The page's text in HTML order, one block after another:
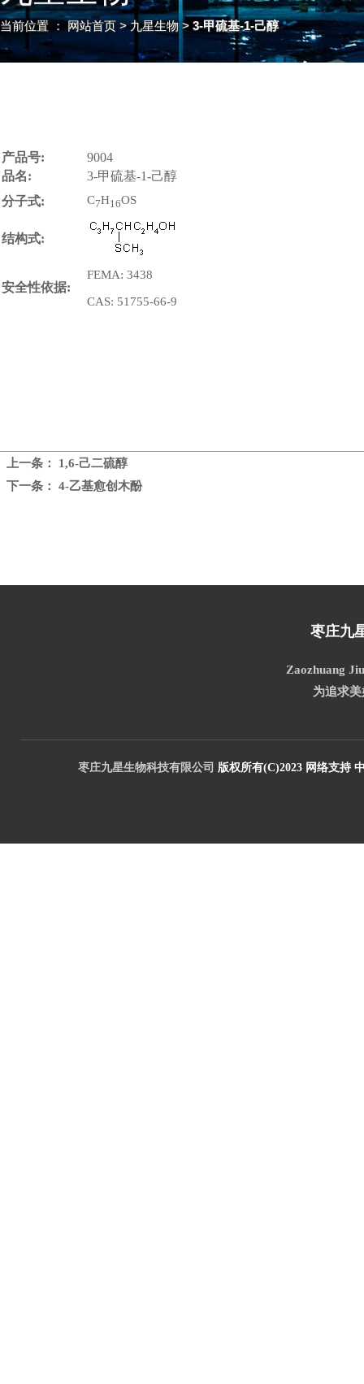
当前位置 ：网站首页 > 九星生物 > 3-甲硫基-1-己醇
产品号:
9004
品名:
3-甲硫基-1-己醇
分子式:
C7H16OS
结构式:
安全性依据:
FEMA: 3438
CAS: 51755-66-9
上一条： 1,6-己二硫醇
下一条：
4-乙基愈创木酚
枣庄九
Zaozhuang
为追求
枣庄九星生物科技有限公司 版权所有(C)2023 网络支持